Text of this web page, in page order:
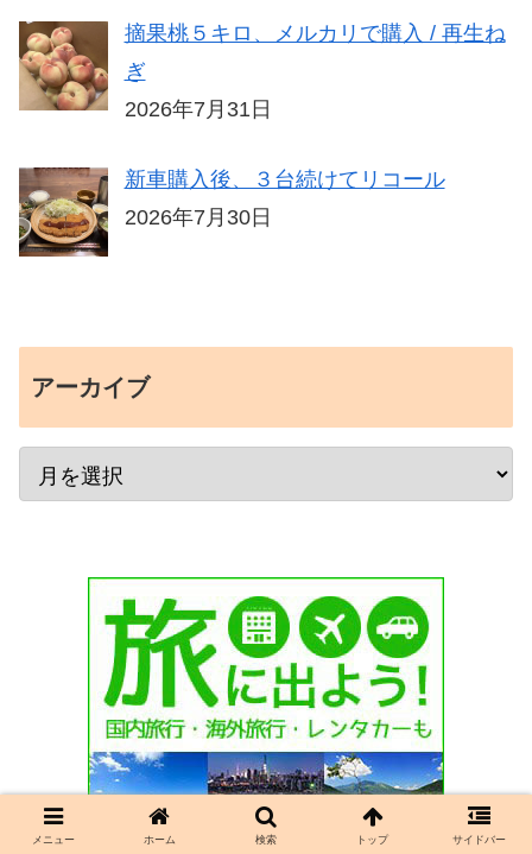
摘果桃５キロ、メルカリで購入 / 再生ね
ぎ
2026年7月31日
新車購入後、３台続けてリコール
2026年7月30日
アーカイブ
メニュー ホーム 検索 トップ サイドバー